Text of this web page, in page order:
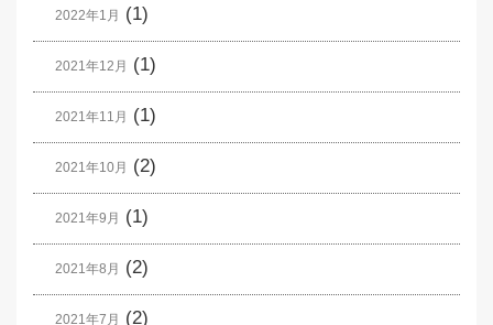
2022年1月 (1)
2021年12月 (1)
2021年11月 (1)
2021年10月 (2)
2021年9月 (1)
2021年8月 (2)
2021年7月 (2)